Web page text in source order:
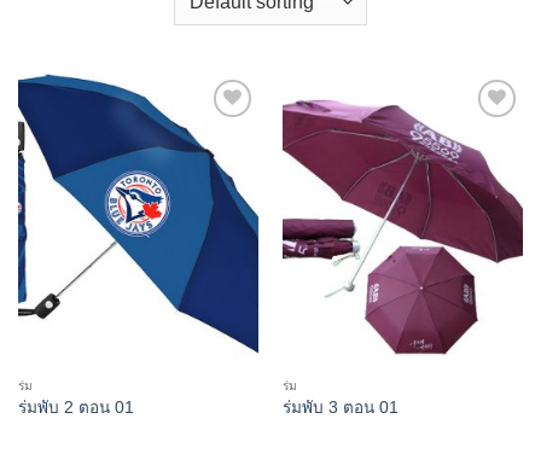
Wishlist
ร่ม
ร่มพับ 2 ตอน 01
Wishlist
ร่ม
ร่มพับ 3 ตอน 01